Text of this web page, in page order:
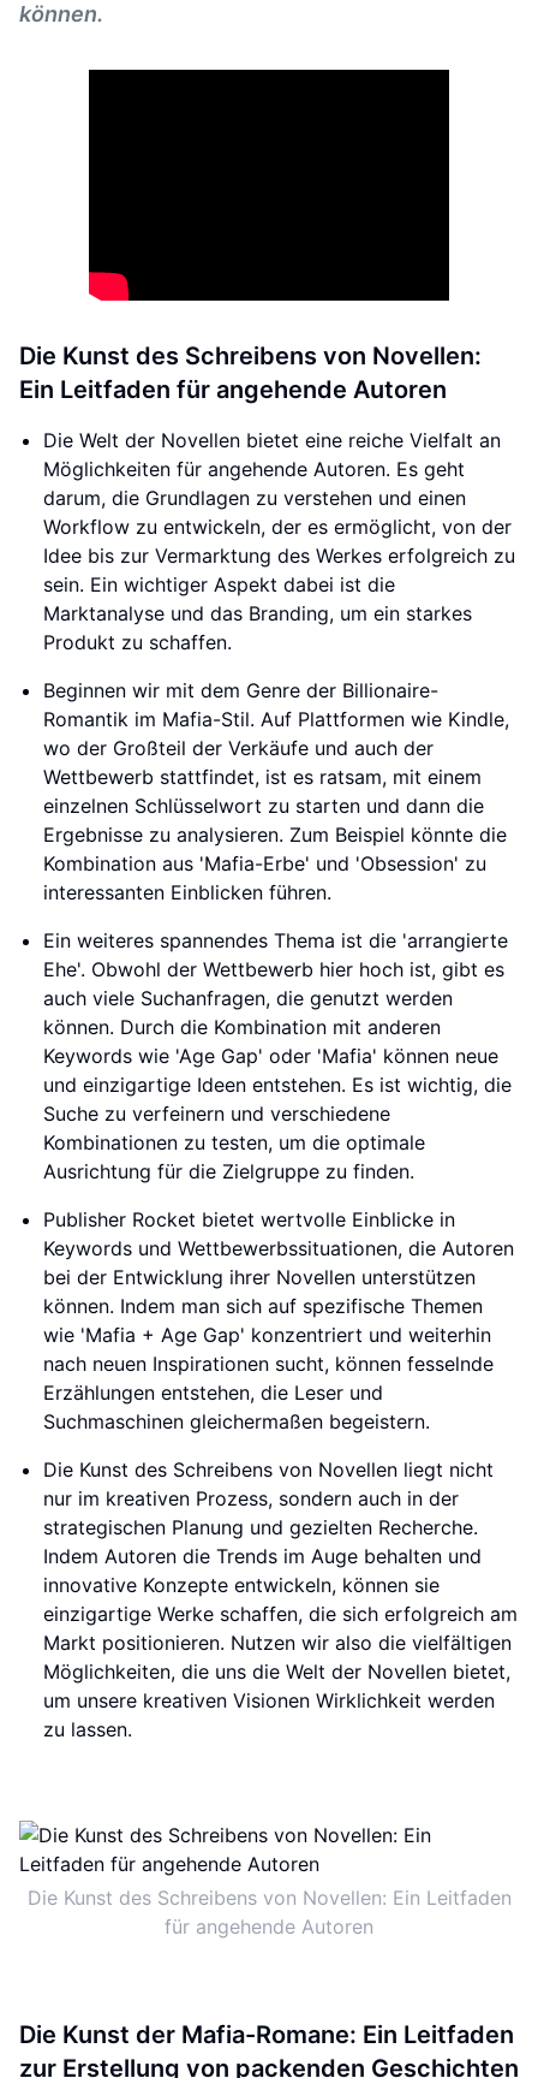
können.
Die Kunst des Schreibens von Novellen:
Ein Leitfaden für angehende Autoren
Die Welt der Novellen bietet eine reiche Vielfalt an
Möglichkeiten für angehende Autoren. Es geht
darum, die Grundlagen zu verstehen und einen
Workflow zu entwickeln, der es ermöglicht, von der
Idee bis zur Vermarktung des Werkes erfolgreich zu
sein. Ein wichtiger Aspekt dabei ist die
Marktanalyse und das Branding, um ein starkes
Produkt zu schaffen.
Beginnen wir mit dem Genre der Billionaire-
Romantik im Mafia-Stil. Auf Plattformen wie Kindle,
wo der Großteil der Verkäufe und auch der
Wettbewerb stattfindet, ist es ratsam, mit einem
einzelnen Schlüsselwort zu starten und dann die
Ergebnisse zu analysieren. Zum Beispiel könnte die
Kombination aus 'Mafia-Erbe' und 'Obsession' zu
interessanten Einblicken führen.
Ein weiteres spannendes Thema ist die 'arrangierte
Ehe'. Obwohl der Wettbewerb hier hoch ist, gibt es
auch viele Suchanfragen, die genutzt werden
können. Durch die Kombination mit anderen
Keywords wie 'Age Gap' oder 'Mafia' können neue
und einzigartige Ideen entstehen. Es ist wichtig, die
Suche zu verfeinern und verschiedene
Kombinationen zu testen, um die optimale
Ausrichtung für die Zielgruppe zu finden.
Publisher Rocket bietet wertvolle Einblicke in
Keywords und Wettbewerbssituationen, die Autoren
bei der Entwicklung ihrer Novellen unterstützen
können. Indem man sich auf spezifische Themen
wie 'Mafia + Age Gap' konzentriert und weiterhin
nach neuen Inspirationen sucht, können fesselnde
Erzählungen entstehen, die Leser und
Suchmaschinen gleichermaßen begeistern.
Die Kunst des Schreibens von Novellen liegt nicht
nur im kreativen Prozess, sondern auch in der
strategischen Planung und gezielten Recherche.
Indem Autoren die Trends im Auge behalten und
innovative Konzepte entwickeln, können sie
einzigartige Werke schaffen, die sich erfolgreich am
Markt positionieren. Nutzen wir also die vielfältigen
Möglichkeiten, die uns die Welt der Novellen bietet,
um unsere kreativen Visionen Wirklichkeit werden
zu lassen.
Die Kunst des Schreibens von Novellen: Ein Leitfaden
für angehende Autoren
Die Kunst der Mafia-Romane: Ein Leitfaden
zur Erstellung von packenden Geschichten